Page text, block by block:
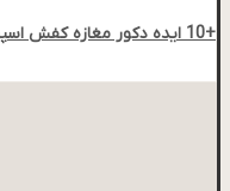
+10 ایده دکور مغازه کفش اسپرت + (نحوه چیدمان و دیزاین)